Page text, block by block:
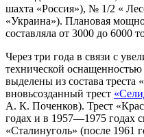
шахта «Россия»), № 1/2 «
«Украина»). Плановая
составляла от 3000 до 6000
Через три года в связи с
технической
выделены из состава треста
вновьсозданный трест
А. К. Поченков). Трест
годах и в 1957—1975 годах
«Сталинуголь» (после 1961